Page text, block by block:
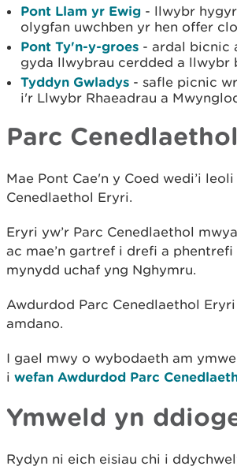
Pont Llam yr Ewig - llwybr
olygfan uwchben yr hen offer
Pont Ty'n-y-groes - ardal bicnic
gyda llwybrau cerdded a llwybr
Tyddyn Gwladys - safle picnic
i'r Llwybr Rhaeadrau a
Parc
Mae Pont Cae'n y Coed wedi’i
Cenedlaethol Eryri.
Eryri yw’r Parc Cenedlaethol
ac mae’n gartref i drefi a phentrefi
mynydd uchaf yng Nghymru.
Awdurdod Parc Cenedlaethol Eryri
amdano.
I gael mwy o wybodaeth am
i wefan Awdurdod Parc
Ymweld yn
Rydyn ni eich eisiau chi i